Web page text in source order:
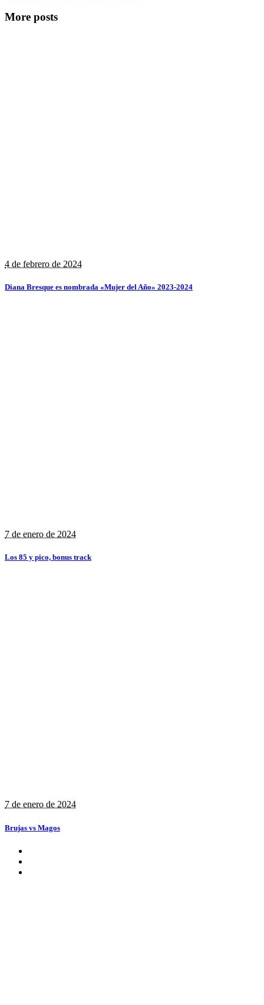
More posts
4 de febrero de 2024
Diana Bresque es nombrada «Mujer del Año» 2023-2024
7 de enero de 2024
Los 85 y pico, bonus track
7 de enero de 2024
Brujas vs Magos